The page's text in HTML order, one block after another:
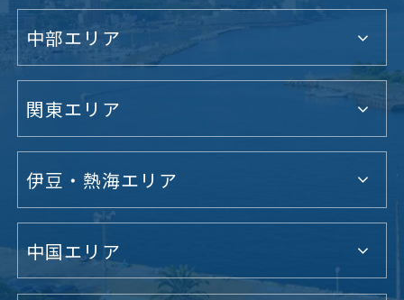
中部エリア
関東エリア
伊豆・熱海エリア
中国エリア